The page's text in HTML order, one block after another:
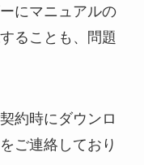
にマニュアルの
ることも、問題
約時にダウンロ
ご連絡しており